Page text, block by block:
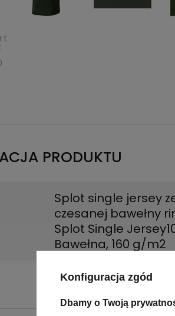
PRODUKTU
Splot single jersey
czesanej bawełny
Splot Single
Bawełna, 160 g/m2
zieleń wojskowa
Konfiguracja zgód
Dbamy o Twoją